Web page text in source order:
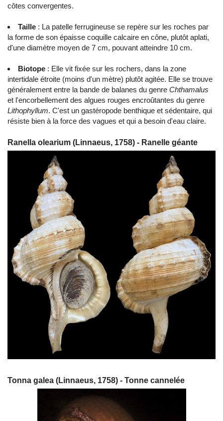
côtes convergentes.
Taille : La patelle ferrugineuse se repère sur les roches par
la forme de son épaisse coquille calcaire en cône, plutôt aplati,
d'une diamètre moyen de 7 cm, pouvant atteindre 10 cm.
Biotope : Elle vit fixée sur les rochers, dans la zone
intertidale étroite (moins d'un mètre) plutôt agitée. Elle se trouve
généralement entre la bande de balanes du genre Chthamalus
et l'encorbellement des algues rouges encroûtantes du genre
Lithophyllum. C'est un gastéropode benthique et sédentaire, qui
résiste bien à la force des vagues et qui a besoin d'eau claire.
Ranella olearium (Linnaeus, 1758) - Ranelle géante
Tonna galea (Linnaeus, 1758) - Tonne cannelée